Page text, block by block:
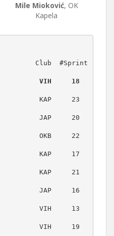
Mile Mioković, OK
Kapela
Club  #Sprint